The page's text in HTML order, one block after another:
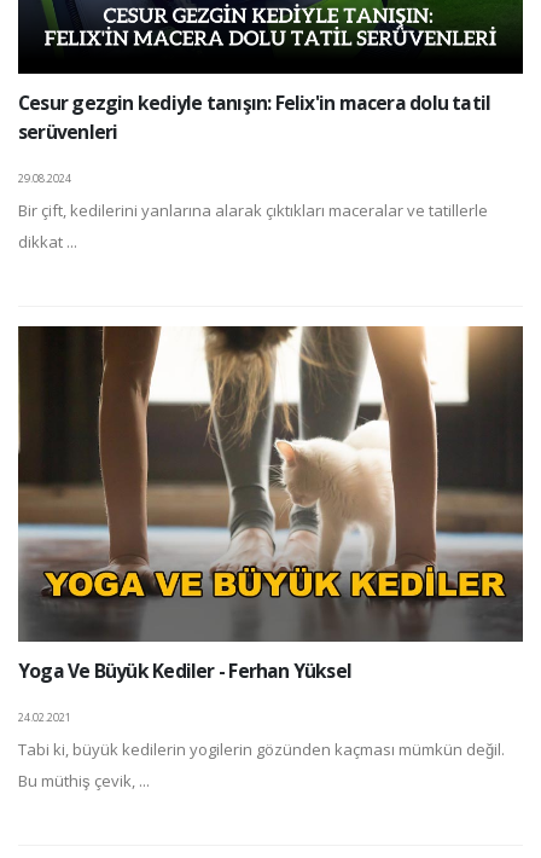
Cesur gezgin kediyle tanışın: Felix'in macera dolu tatil
serüvenleri
29.08.2024
Bir çift, kedilerini yanlarına alarak çıktıkları maceralar ve tatillerle
dikkat ...
Yoga Ve Büyük Kediler - Ferhan Yüksel
24.02.2021
Tabi ki, büyük kedilerin yogilerin gözünden kaçması mümkün değil.
Bu müthiş çevik, ...